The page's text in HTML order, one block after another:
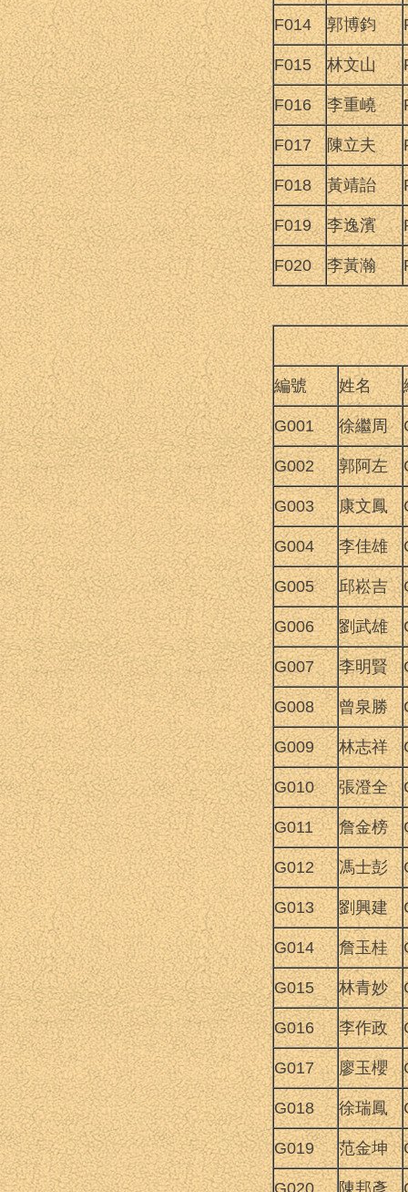
F014 郭博鈞
F015 林文山
F016 李重嶢
F017 陳立夫
F018 黃靖詒
F019 李逸濱
F020 李黃瀚
編號 姓名
G001 徐繼周
G002 郭阿左
G003 康文鳳
G004 李佳雄
G005 邱崧吉
G006 劉武雄
G007 李明賢
G008 曾泉勝
G009 林志祥
G010 張澄全
G011 詹金榜
G012 馮士彭
G013 劉興建
G014 詹玉桂
G015 林青妙
G016 李作政
G017 廖玉櫻
G018 徐瑞鳳
G019 范金坤
G020 陳邦彥